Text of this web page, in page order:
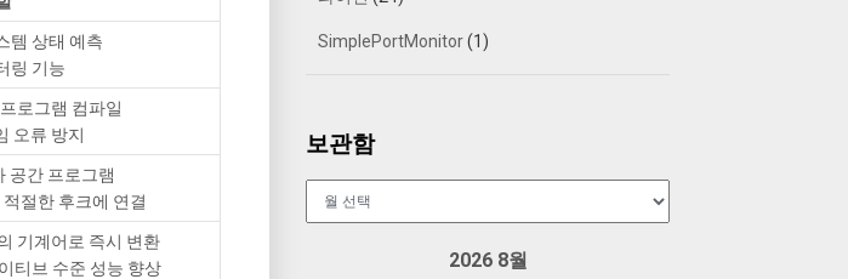
템 상태 예측
링 기능
로그램 컴파일
오류 방지
공간 프로그램
절한 후크에 연결
기계어로 즉시 변환
티브 수준 성능 향상
SimplePortMonitor(1)
보관함
2026 8월